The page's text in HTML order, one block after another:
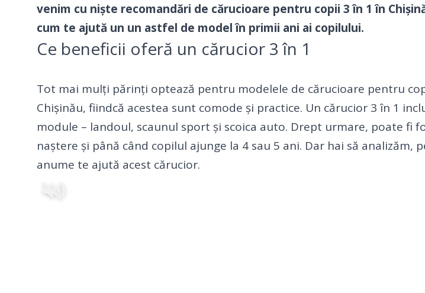
venim cu niște recomandări de cărucioare pentru copii 3 în 1 în
cum te ajută un un astfel de model în primii ani ai copilului.
Ce beneficii oferă un cărucior 3 în 1
Tot mai mulți părinți optează pentru modelele de cărucioare pentru
Chișinău, fiindcă acestea sunt comode și practice. Un cărucior 3 în 1
module – landoul, scaunul sport și scoica auto. Drept urmare, poate fi
naștere și până când copilul ajunge la 4 sau 5 ani. Dar hai să analizăm,
anume te ajută acest cărucior.